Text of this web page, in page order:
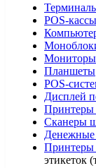
POS-кассы
Мониторы
Планшеты
POS-
Дисплей
Принтеры
Сканеры
Принтеры
этикеток